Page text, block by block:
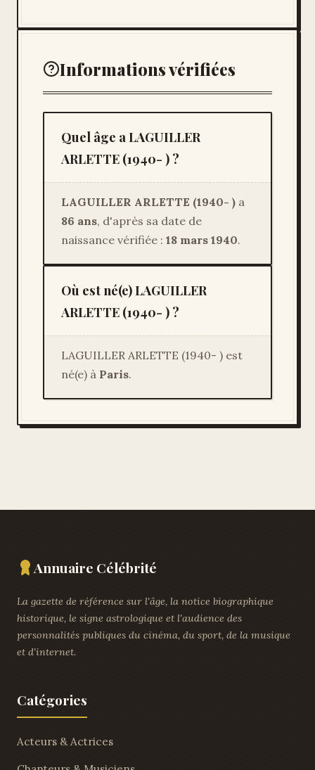
Informations vérifiées
Quel âge a LAGUILLER
ARLETTE (1940- ) ?
LAGUILLER ARLETTE (1940- ) a
86 ans, d'après sa date de
naissance vérifiée : 18 mars 1940.
Où est né(e) LAGUILLER
ARLETTE (1940- ) ?
LAGUILLER ARLETTE (1940- ) est
né(e) à Paris.
Annuaire Célébrité
La gazette de référence sur l'âge, la notice biographique
historique, le signe astrologique et l'audience des
personnalités publiques du cinéma, du sport, de la musique
et d'internet.
Catégories
Acteurs & Actrices